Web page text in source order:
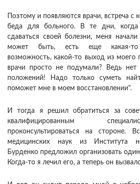
Поэтому и появляются врачи, встреча
беда для больного. В те дни,
сдаваться своей болезни, меня
может быть, есть еще какая-то
возможность, какой-то выход из моего
врачи просто не подумали? Ведь
положений! Надо только суметь
поможет мне в моем восстановлении".
И тогда я решил обратиться за
квалифицированным
проконсультироваться на стороне.
медицинских наук из Института
Бурденко предложил организовать
Когда-то я лечил его, а теперь он